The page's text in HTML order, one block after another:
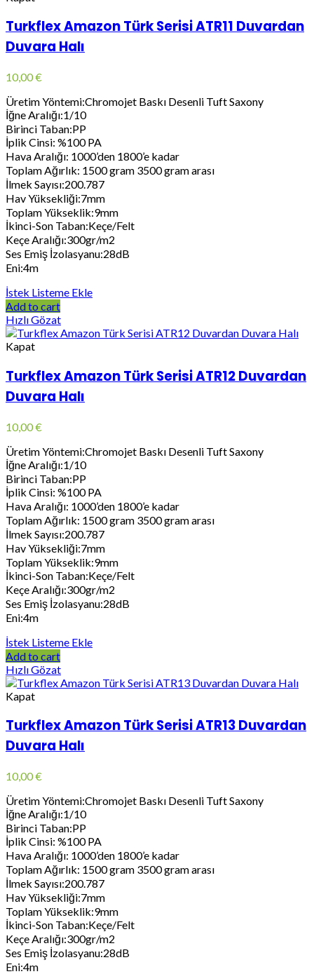
Turkflex Amazon Türk Serisi ATR11 Duvardan
Duvara Halı
10,00€
Üretim Yöntemi:Chromojet Baskı Desenli Tuft Saxony
İğne Aralığı:1/10
Birinci Taban:PP
İplik Cinsi: %100 PA
Hava Aralığı: 1000’den 1800’e kadar
Toplam Ağırlık: 1500 gram 3500 gram arası
İlmek Sayısı:200.787
Hav Yüksekliği:7mm
Toplam Yükseklik:9mm
İkinci-Son Taban:Keçe/Felt
Keçe Aralığı:300gr/m2
Ses Emiş İzolasyanu:28dB
Eni:4m
İstek Listeme Ekle
Add to cart
Hızlı Gözat
Kapat
Turkflex Amazon Türk Serisi ATR12 Duvardan
Duvara Halı
10,00€
Üretim Yöntemi:Chromojet Baskı Desenli Tuft Saxony
İğne Aralığı:1/10
Birinci Taban:PP
İplik Cinsi: %100 PA
Hava Aralığı: 1000’den 1800’e kadar
Toplam Ağırlık: 1500 gram 3500 gram arası
İlmek Sayısı:200.787
Hav Yüksekliği:7mm
Toplam Yükseklik:9mm
İkinci-Son Taban:Keçe/Felt
Keçe Aralığı:300gr/m2
Ses Emiş İzolasyanu:28dB
Eni:4m
İstek Listeme Ekle
Add to cart
Hızlı Gözat
Kapat
Turkflex Amazon Türk Serisi ATR13 Duvardan
Duvara Halı
10,00€
Üretim Yöntemi:Chromojet Baskı Desenli Tuft Saxony
İğne Aralığı:1/10
Birinci Taban:PP
İplik Cinsi: %100 PA
Hava Aralığı: 1000’den 1800’e kadar
Toplam Ağırlık: 1500 gram 3500 gram arası
İlmek Sayısı:200.787
Hav Yüksekliği:7mm
Toplam Yükseklik:9mm
İkinci-Son Taban:Keçe/Felt
Keçe Aralığı:300gr/m2
Ses Emiş İzolasyanu:28dB
Eni:4m